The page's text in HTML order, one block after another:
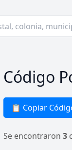
Código
📋 Copiar
Se encontraron 3